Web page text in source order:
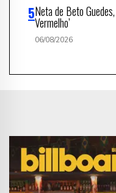
Neta de Beto
Vermelho’
06/08/2026